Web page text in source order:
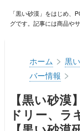
「黒い砂漠」をはじめ、
グです。記事には商品や
ホーム > 黒
バー情報 >
【黒い砂
ドリー、ラ